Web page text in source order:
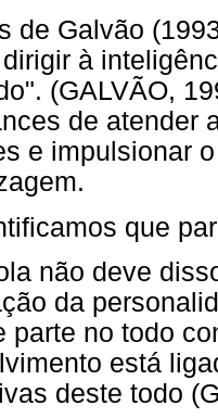
de Galvão
à
(GALVÃO,
de atender
e impulsionar
que
não deve
da
parte no todo
está
deste todo